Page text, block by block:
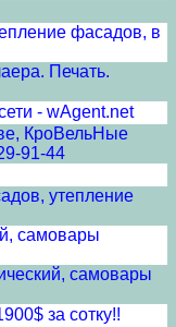
фасадов, в
Печать.
- wAgent.net
КроВельНые
91-44
утепление
самовары
самовары
за сотку!!